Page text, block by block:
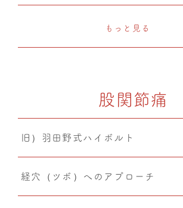
CMC筋膜ストレッチ（リリース）
もっと見る
股関節痛
旧）羽田野式ハイボルト
経穴（ツボ）へのアプローチ